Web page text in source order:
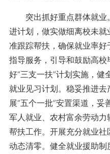
突出抓好重点群体就业
进计划，做实做细离校未
准跟踪帮扶，确保就业率
指导服务，引导和鼓励高
好“三支一扶”计划实施，
就业见习计划。稳妥推进
展“五个一批”安置渠道，
军人就业、农村富余劳动
帮扶工作。开展充分就业
动态清零。健全就业援助